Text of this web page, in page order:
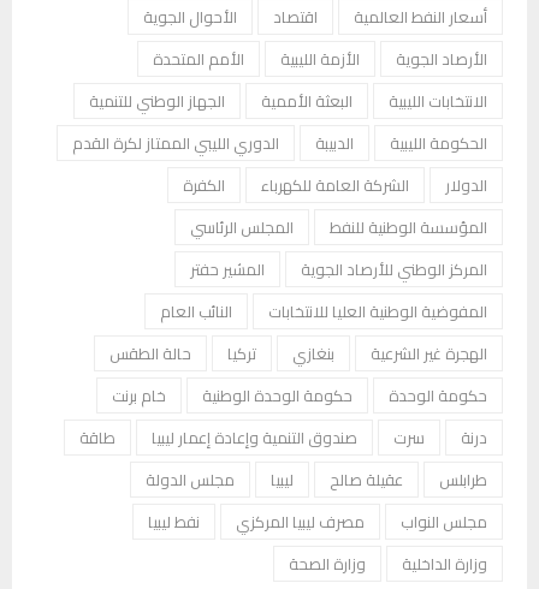
أسعار النفط العالمية
اقتصاد
الأحوال الجوية
الأرصاد الجوية
الأزمة الليبية
الأمم المتحدة
الانتخابات الليبية
البعثة الأممية
الجهاز الوطني للتنمية
الحكومة الليبية
الدبيبة
الدوري الليبي الممتاز لكرة القدم
الدولار
الشركة العامة للكهرباء
الكفرة
المؤسسة الوطنية للنفط
المجلس الرئاسي
المركز الوطني للأرصاد الجوية
المشير حفتر
المفوضية الوطنية العليا للانتخابات
النائب العام
الهجرة غير الشرعية
بنغازي تركيا
حالة الطقس
حكومة الوحدة
حكومة الوحدة الوطنية
خام برنت
درنة
سرت صندوق التنمية وإعادة إعمار ليبيا
طاقة
طرابلس
عقيلة صالح ليبيا
مجلس الدولة
مجلس النواب
مصرف ليبيا المركزي
نفط ليبيا
وزارة الداخلية
وزارة الصحة